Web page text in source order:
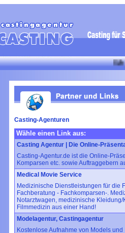
Wir suchen
Casting-Agenturen
Wähle einen Link aus:
Casting Agentur | Die Online-
Casting-Agentur.de ist die Online-
Komparsen etc. sowie Auftraggebern
Medical Movie Service
Medizinische Dienstleistungen für die
Fachberatung - Fachkomparsen-.
Notarztwagen, medizinische
Filmmedizin aus einer Hand!
Modelagentur, Castingagentur
Kostenlose Aufnahme von Models